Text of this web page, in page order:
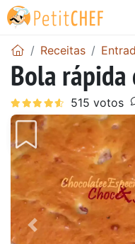
Receitas
Bola rápida
Anterior